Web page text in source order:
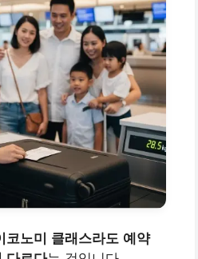
코노미 클래스라도 예약